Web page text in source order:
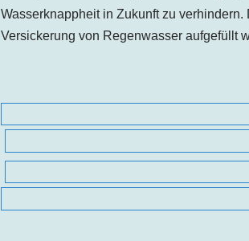
Wasserknappheit in Zukunft zu
Versickerung von Regenwasser aufgefüllt